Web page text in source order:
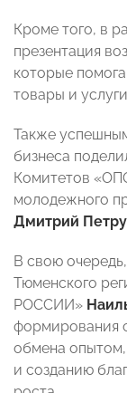
Кроме того, в
презентация
которые
товары и
Также
бизнеса
Комитетов
молодежного
Дмитрий
В свою
Тюменского
РОССИИ»
формирования
обмена опытом,
и созданию